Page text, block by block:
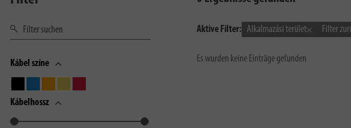
Kábel színe
Kábelhossz
Aktive Filter: Alkalmazási terület Filter
Es wurden keine Einträge gefunden